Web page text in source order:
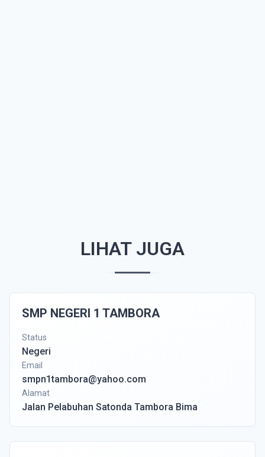
LIHAT JUGA
SMP NEGERI 1 TAMBORA
Status
Negeri
Email
smpn1tambora@yahoo.com
Alamat
Jalan Pelabuhan Satonda Tambora Bima